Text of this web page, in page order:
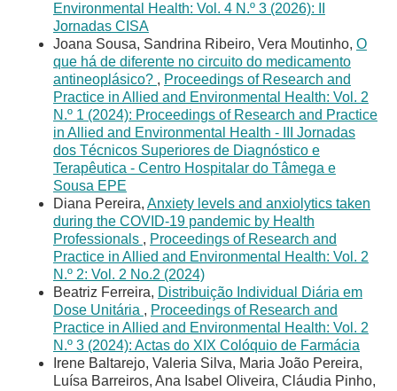
Environmental Health: Vol. 4 N.º 3 (2026): II
Jornadas CISA
Joana Sousa, Sandrina Ribeiro, Vera Moutinho, O
que há de diferente no circuito do medicamento
antineoplásico? , Proceedings of Research and
Practice in Allied and Environmental Health: Vol. 2
N.º 1 (2024): Proceedings of Research and Practice
in Allied and Environmental Health - III Jornadas
dos Técnicos Superiores de Diagnóstico e
Terapêutica - Centro Hospitalar do Tâmega e
Sousa EPE
Diana Pereira, Anxiety levels and anxiolytics taken
during the COVID-19 pandemic by Health
Professionals , Proceedings of Research and
Practice in Allied and Environmental Health: Vol. 2
N.º 2: Vol. 2 No.2 (2024)
Beatriz Ferreira, Distribuição Individual Diária em
Dose Unitária , Proceedings of Research and
Practice in Allied and Environmental Health: Vol. 2
N.º 3 (2024): Actas do XIX Colóquio de Farmácia
Irene Baltarejo, Valeria Silva, Maria João Pereira,
Luísa Barreiros, Ana Isabel Oliveira, Cláudia Pinho,